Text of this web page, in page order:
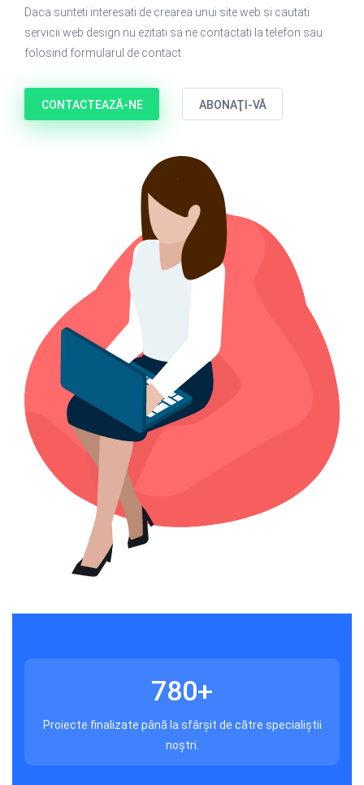
Daca sunteti interesati de crearea unui site web si cautati
servicii web design nu ezitati sa ne contactati la telefon sau
folosind formularul de contact
CONTACTEAZĂ-NE ABONAŢI-VĂ
780+
Proiecte finalizate până la sfârșit de către specialiștii
noștri.